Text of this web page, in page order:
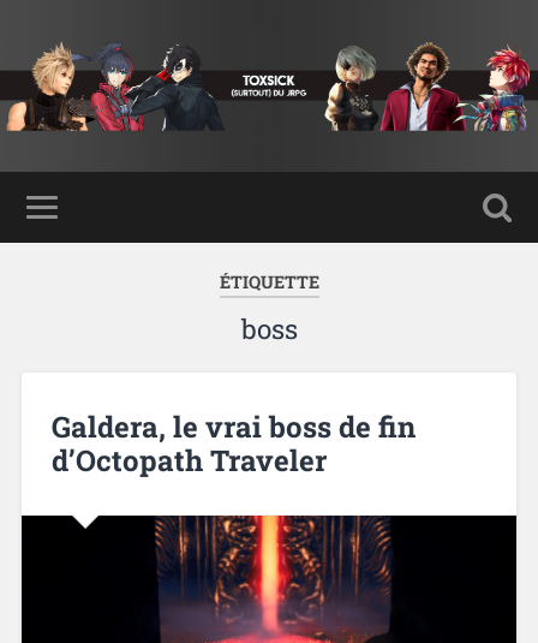
ÉTIQUETTE
boss
Galdera, le vrai boss de fin
d’Octopath Traveler